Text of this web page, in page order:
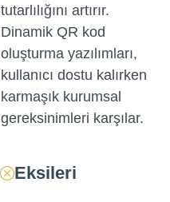
tutarlılığını artırır.
Dinamik QR kod
oluşturma yazılımları,
kullanıcı dostu kalırken
karmaşık kurumsal
gereksinimleri karşılar.
Eksileri